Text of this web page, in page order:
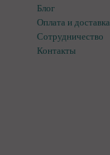
Блог
Оплата и доставка
Сотрудничество
Контакты